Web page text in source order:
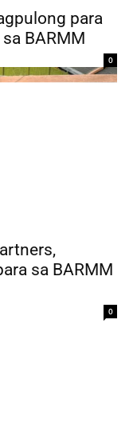
para
BARMM
0
sa BARMM
0